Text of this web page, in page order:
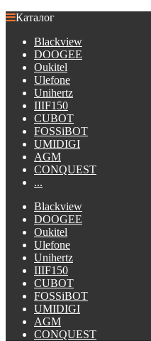
Каталог
Blackview
DOOGEE
Oukitel
Ulefone
Unihertz
IIIF150
CUBOT
FOSSiBOT
UMIDIGI
AGM
CONQUEST
...
Blackview
DOOGEE
Oukitel
Ulefone
Unihertz
IIIF150
CUBOT
FOSSiBOT
UMIDIGI
AGM
CONQUEST